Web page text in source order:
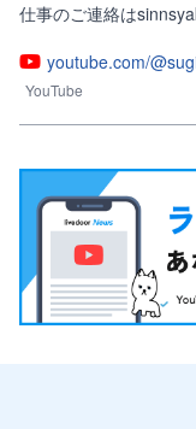
仕事のご連絡は
youtube.com/
YouTube